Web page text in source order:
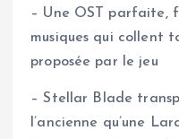
– Une OST parfaite,
musiques qui collent
proposée par le jeu
– Stellar Blade
l’ancienne qu’une